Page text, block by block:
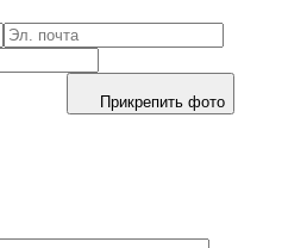
Прикрепить фото